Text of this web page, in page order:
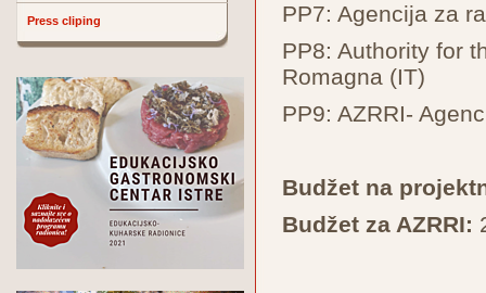
Press cliping
PP7: Agencija za
PP8: Authority for
Romagna (IT)
PP9: AZRRI-
Budžet na
Budžet za AZRRI: